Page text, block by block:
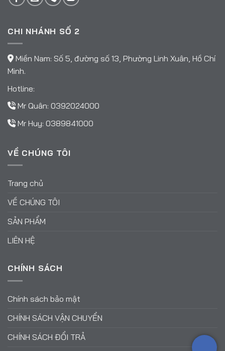
CHI NHÁNH SỐ 2
Miền Nam: Số 5, đường số 13, Phường Linh Xuân, Hồ Chí
Minh.
Hotline:
Mr Quân: 0392024000
Mr Huy: 0389841000
VỀ CHÚNG TÔI
Trang chủ
VỀ CHÚNG TÔI
SẢN PHẨM
LIÊN HỆ
CHÍNH SÁCH
Chính sách bảo mật
CHÍNH SÁCH VẬN CHUYỂN
CHÍNH SÁCH ĐỔI TRẢ